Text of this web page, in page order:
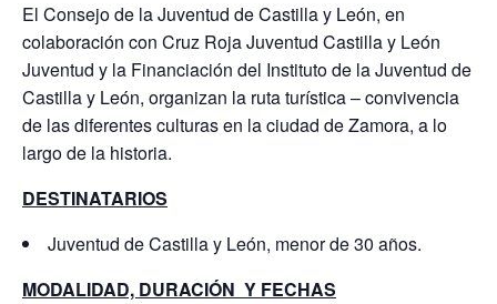
El Consejo de la Juventud de Castilla y León, en
colaboración con Cruz Roja Juventud Castilla y León
Juventud y la Financiación del Instituto de la Juventud de
Castilla y León, organizan la ruta turística – convivencia
de las diferentes culturas en la ciudad de Zamora, a lo
largo de la historia.
DESTINATARIOS
Juventud de Castilla y León, menor de 30 años.
MODALIDAD, DURACIÓN Y FECHAS